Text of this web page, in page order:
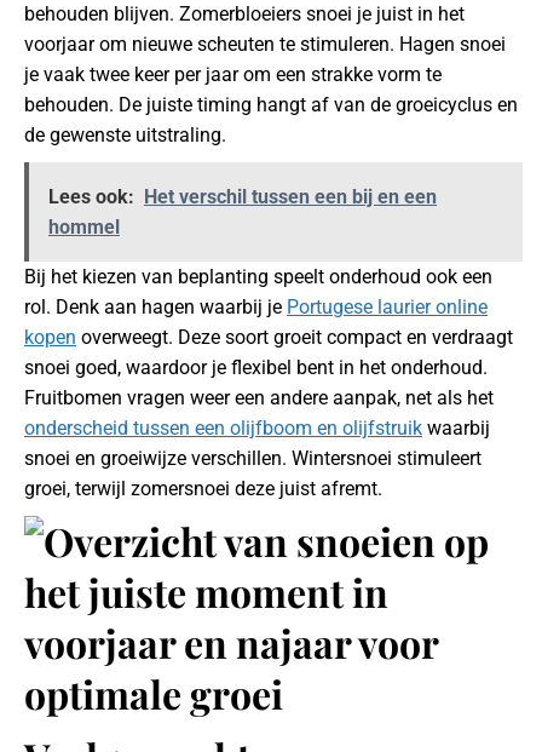
behouden blijven. Zomerbloeiers snoei je juist in het
voorjaar om nieuwe scheuten te stimuleren. Hagen snoei
je vaak twee keer per jaar om een strakke vorm te
behouden. De juiste timing hangt af van de groeicyclus en
de gewenste uitstraling.
Lees ook: Het verschil tussen een bij en een
hommel
Bij het kiezen van beplanting speelt onderhoud ook een
rol. Denk aan hagen waarbij je Portugese laurier online
kopen overweegt. Deze soort groeit compact en verdraagt
snoei goed, waardoor je flexibel bent in het onderhoud.
Fruitbomen vragen weer een andere aanpak, net als het
onderscheid tussen een olijfboom en olijfstruik waarbij
snoei en groeiwijze verschillen. Wintersnoei stimuleert
groei, terwijl zomersnoei deze juist afremt.